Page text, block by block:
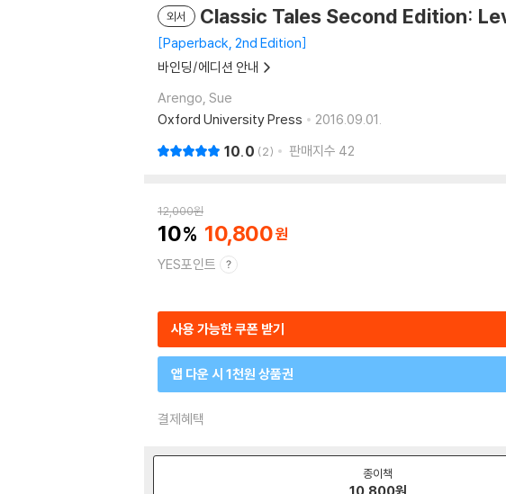
외서 Classic Tales Second Edition:
Paperback, 2nd Edition
바인딩/에디션 안내
Arengo, Sue
Oxford University Press
2016.09.01.
10.0 2 판매지수 42
12,000원
10 10,800
YES포인트
사용 가능한 쿠폰 받기
앱 다운 시 1천원 상품권
결제혜택
종이책
10,800원